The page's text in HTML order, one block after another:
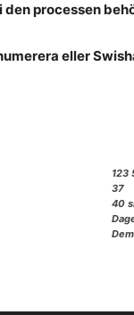
den processen
eller
123
37
40